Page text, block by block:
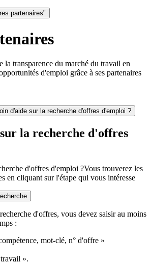
partenaires"
la transparence du marché du travail en
d'emploi grâce à ses partenaires
d'aide sur la recherche d'offres d'emploi ?
la recherche d'offres
d'offres d'emploi ?Vous trouverez les
en cliquant sur l'étape qui vous intéresse
d'offres, vous devez saisir au moins
:
mot-clé, n° d'offre »
».